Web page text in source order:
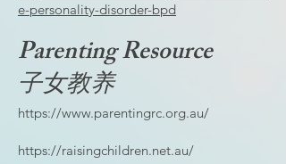
e-personality-disorder-bpd
Parenting Resource
​子女教养
https://www.parentingrc.org.au/
https://raisingchildren.net.au/